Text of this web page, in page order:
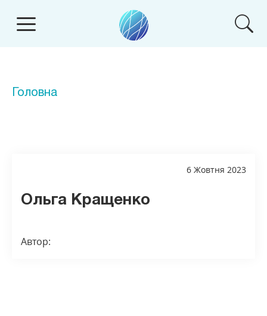
Головна
6 Жовтня 2023
Ольга Кращенко
Автор: